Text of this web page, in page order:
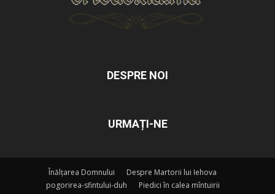
DESPRE NOI
URMAȚI-NE
Înălțarea Domnului
Despre Martorii lui Iehova
pogorirea-sfintului-duh
Piedici în calea mîntuirii